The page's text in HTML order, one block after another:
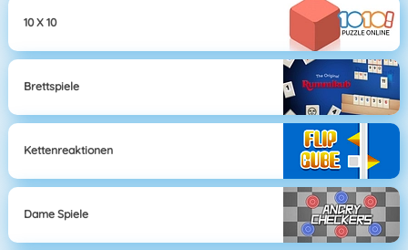
10 X 10
Brettspiele
Kettenreaktionen
Dame Spiele